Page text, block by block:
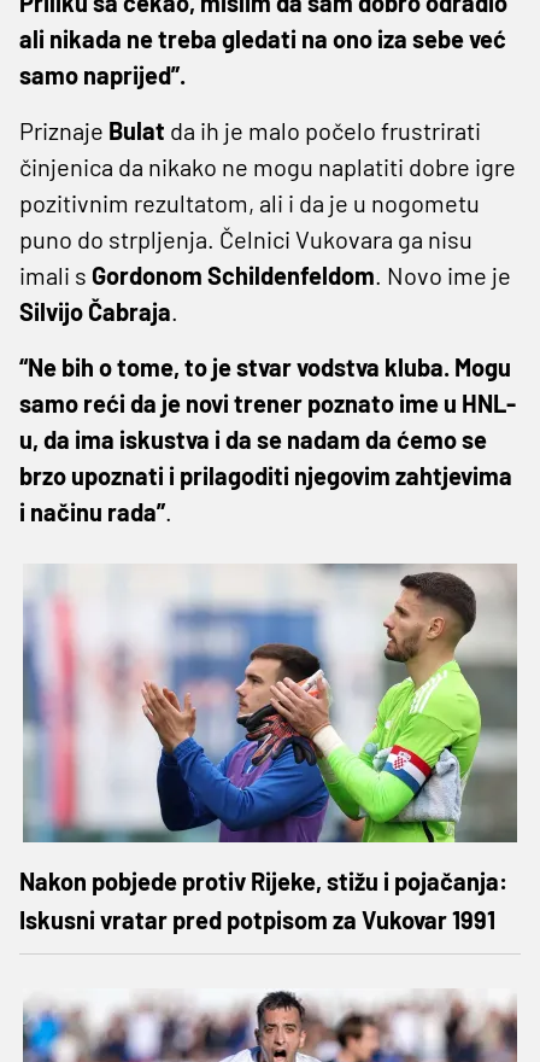
ali nikada ne treba gledati na ono iza sebe već
samo naprijed”.
Priznaje Bulat da ih je malo počelo frustrirati
činjenica da nikako ne mogu naplatiti dobre igre
pozitivnim rezultatom, ali i da je u nogometu
puno do strpljenja. Čelnici Vukovara ga nisu
imali s Gordonom Schildenfeldom. Novo ime je
Silvijo Čabraja.
“Ne bih o tome, to je stvar vodstva kluba. Mogu
samo reći da je novi trener poznato ime u HNL-
u, da ima iskustva i da se nadam da ćemo se
brzo upoznati i prilagoditi njegovim zahtjevima
i načinu rada”.
Nakon pobjede protiv Rijeke, stižu i pojačanja:
Iskusni vratar pred potpisom za Vukovar 1991